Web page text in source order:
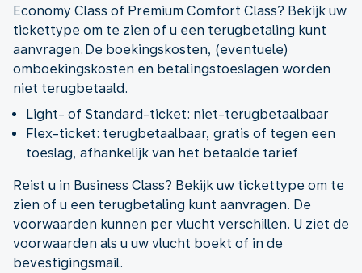
Economy Class of Premium Comfort Class? Bekijk uw
tickettype om te zien of u een terugbetaling kunt
aanvragen. De boekingskosten, (eventuele)
omboekingskosten en betalingstoeslagen worden
niet terugbetaald.
Light- of Standard-ticket: niet-terugbetaalbaar
Flex-ticket: terugbetaalbaar, gratis of tegen een
toeslag, afhankelijk van het betaalde tarief
Reist u in Business Class? Bekijk uw tickettype om te
zien of u een terugbetaling kunt aanvragen. De
voorwaarden kunnen per vlucht verschillen. U ziet de
voorwaarden als u uw vlucht boekt of in de
bevestigingsmail.